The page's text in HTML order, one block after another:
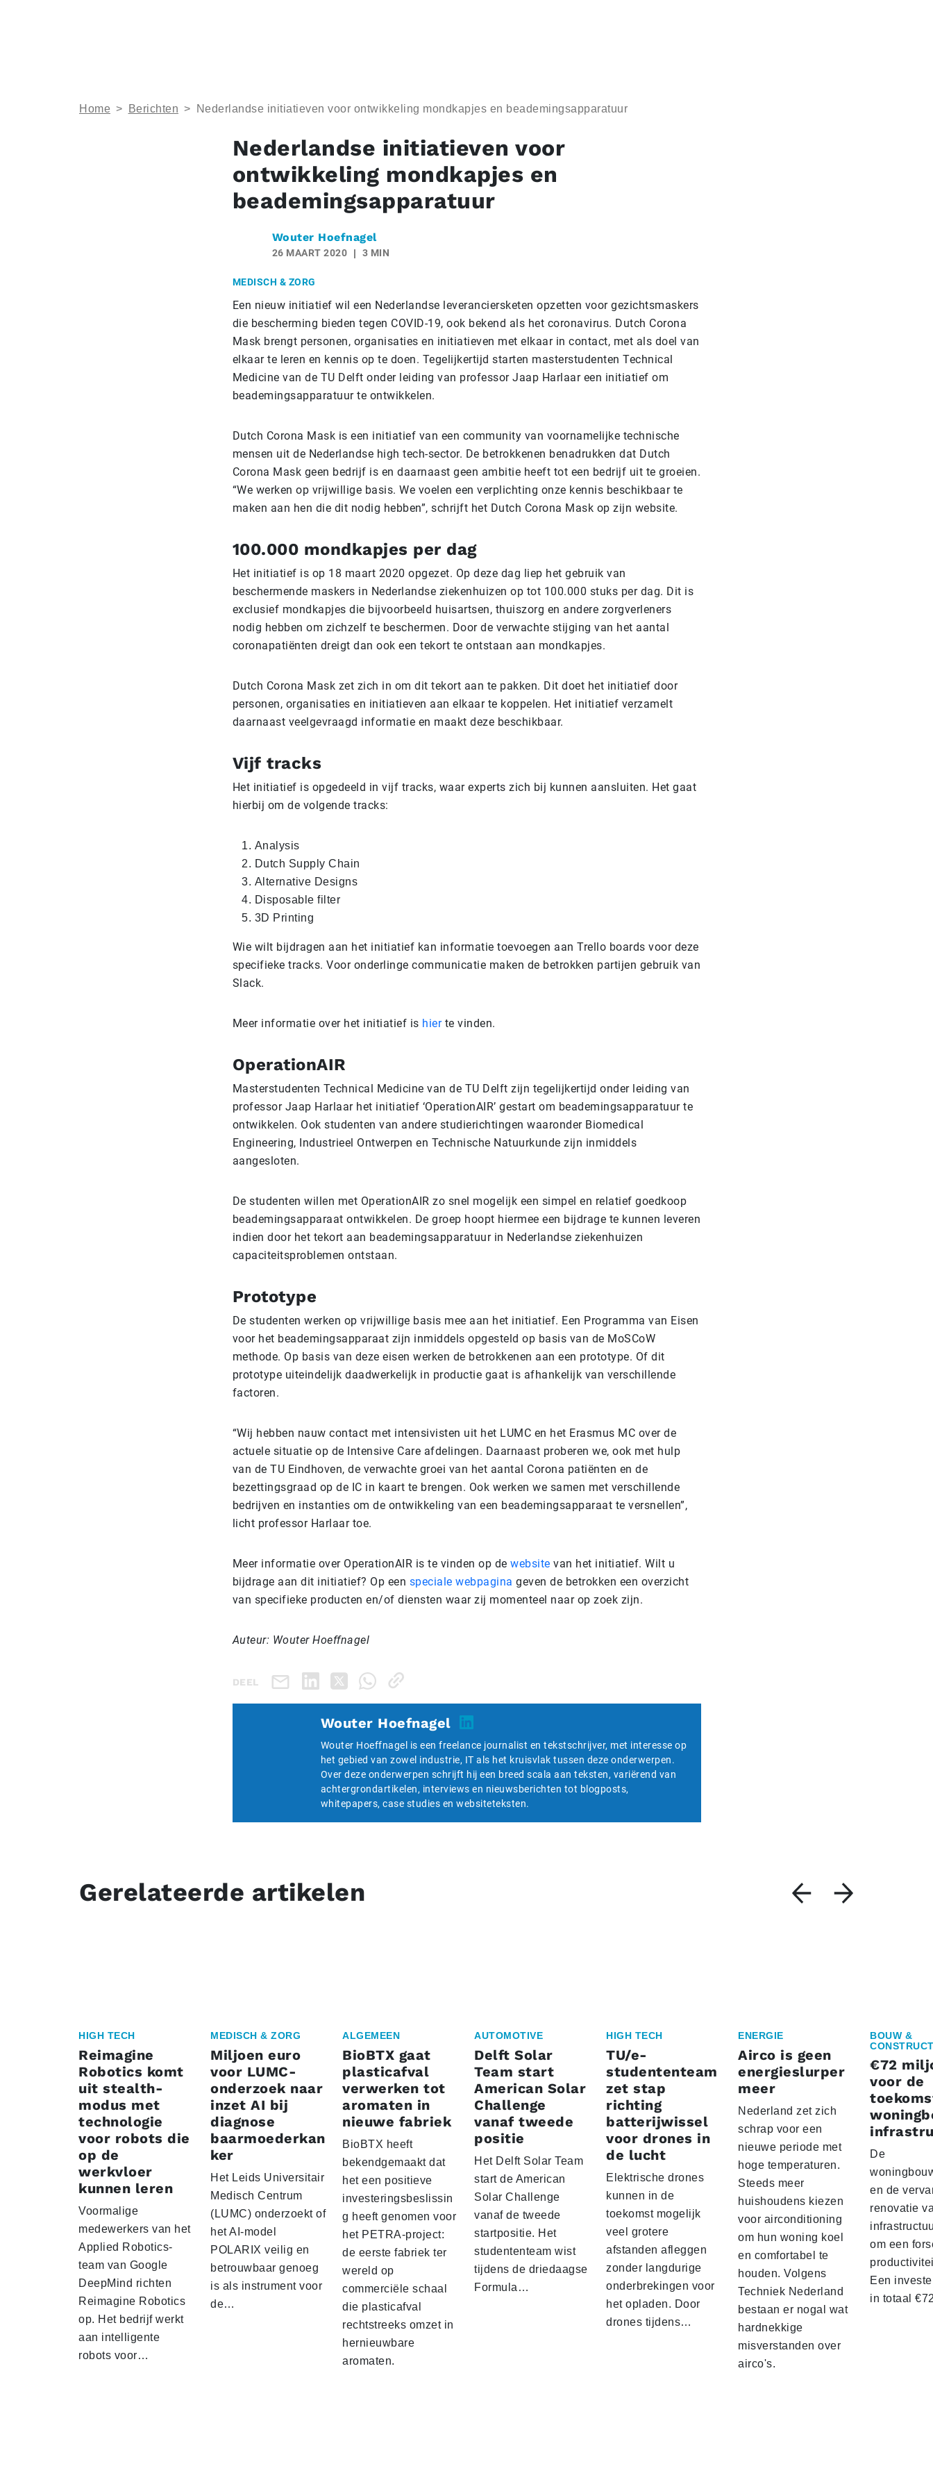
Home > Berichten > Nederlandse initiatieven voor ontwikkeling mondkapjes en beademingsapparatuur
Nederlandse initiatieven voor
ontwikkeling mondkapjes en
beademingsapparatuur
Wouter Hoefnagel
26 MAART 2020 3 MIN
MEDISCH & ZORG
Een nieuw initiatief wil een Nederlandse leveranciersketen opzetten voor gezichtsmaskers
die bescherming bieden tegen COVID-19, ook bekend als het coronavirus. Dutch Corona
Mask brengt personen, organisaties en initiatieven met elkaar in contact, met als doel van
elkaar te leren en kennis op te doen. Tegelijkertijd starten masterstudenten Technical
Medicine van de TU Delft onder leiding van professor Jaap Harlaar een initiatief om
beademingsapparatuur te ontwikkelen.
Dutch Corona Mask is een initiatief van een community van voornamelijke technische
mensen uit de Nederlandse high tech-sector. De betrokkenen benadrukken dat Dutch
Corona Mask geen bedrijf is en daarnaast geen ambitie heeft tot een bedrijf uit te groeien.
“We werken op vrijwillige basis. We voelen een verplichting onze kennis beschikbaar te
maken aan hen die dit nodig hebben”, schrijft het Dutch Corona Mask op zijn website.
100.000 mondkapjes per dag
Het initiatief is op 18 maart 2020 opgezet. Op deze dag liep het gebruik van
beschermende maskers in Nederlandse ziekenhuizen op tot 100.000 stuks per dag. Dit is
exclusief mondkapjes die bijvoorbeeld huisartsen, thuiszorg en andere zorgverleners
nodig hebben om zichzelf te beschermen. Door de verwachte stijging van het aantal
coronapatiënten dreigt dan ook een tekort te ontstaan aan mondkapjes.
Dutch Corona Mask zet zich in om dit tekort aan te pakken. Dit doet het initiatief door
personen, organisaties en initiatieven aan elkaar te koppelen. Het initiatief verzamelt
daarnaast veelgevraagd informatie en maakt deze beschikbaar.
Vijf tracks
Het initiatief is opgedeeld in vijf tracks, waar experts zich bij kunnen aansluiten. Het gaat
hierbij om de volgende tracks:
Analysis
Dutch Supply Chain
Alternative Designs
Disposable filter
3D Printing
Wie wilt bijdragen aan het initiatief kan informatie toevoegen aan Trello boards voor deze
specifieke tracks. Voor onderlinge communicatie maken de betrokken partijen gebruik van
Slack.
Meer informatie over het initiatief is hierte vinden.
OperationAIR
Masterstudenten Technical Medicine van de TU Delft zijn tegelijkertijd onder leiding van
professor Jaap Harlaar het initiatief ‘OperationAIR’ gestart om beademingsapparatuur te
ontwikkelen. Ook studenten van andere studierichtingen waaronder Biomedical
Engineering, Industrieel Ontwerpen en Technische Natuurkunde zijn inmiddels
aangesloten.
De studenten willen met OperationAIR zo snel mogelijk een simpel en relatief goedkoop
beademingsapparaat ontwikkelen. De groep hoopt hiermee een bijdrage te kunnen leveren
indien door het tekort aan beademingsapparatuur in Nederlandse ziekenhuizen
capaciteitsproblemen ontstaan.
Prototype
De studenten werken op vrijwillige basis mee aan het initiatief. Een Programma van Eisen
voor het beademingsapparaat zijn inmiddels opgesteld op basis van de MoSCoW
methode. Op basis van deze eisen werken de betrokkenen aan een prototype. Of dit
prototype uiteindelijk daadwerkelijk in productie gaat is afhankelijk van verschillende
factoren.
“Wij hebben nauw contact met intensivisten uit het LUMC en het Erasmus MC over de
actuele situatie op de Intensive Care afdelingen. Daarnaast proberen we, ook met hulp
van de TU Eindhoven, de verwachte groei van het aantal Corona patiënten en de
bezettingsgraad op de IC in kaart te brengen. Ook werken we samen met verschillende
bedrijven en instanties om de ontwikkeling van een beademingsapparaat te versnellen”,
licht professor Harlaar toe.
Meer informatie over OperationAIR is te vinden op de website van het initiatief. Wilt u
bijdrage aan dit initiatief? Op een speciale webpagina geven de betrokken een overzicht
van specifieke producten en/of diensten waar zij momenteel naar op zoek zijn.
Auteur: Wouter Hoeffnagel
DEEL
Wouter Hoefnagel
Wouter Hoeffnagel is een freelance journalist en tekstschrijver, met interesse op
het gebied van zowel industrie, IT als het kruisvlak tussen deze onderwerpen.
Over deze onderwerpen schrijft hij een breed scala aan teksten, variërend van
achtergrondartikelen, interviews en nieuwsberichten tot blogposts,
whitepapers, case studies en websiteteksten.
Gerelateerde artikelen
HIGH TECH
Reimagine
Robotics komt
uit stealth-
modus met
technologie
voor robots die
op de
werkvloer
kunnen leren
Voormalige
medewerkers van het
Applied Robotics-
team van Google
DeepMind richten
Reimagine Robotics
op. Het bedrijf werkt
aan intelligente
robots voor…
MEDISCH & ZORG
Miljoen euro
voor LUMC-
onderzoek naar
inzet AI bij
diagnose
baarmoederkan
ker
Het Leids Universitair
Medisch Centrum
(LUMC) onderzoekt of
het AI-model
POLARIX veilig en
betrouwbaar genoeg
is als instrument voor
de…
ALGEMEEN
BioBTX gaat
plasticafval
verwerken tot
aromaten in
nieuwe fabriek
BioBTX heeft
bekendgemaakt dat
het een positieve
investeringsbeslissin
g heeft genomen voor
het PETRA-project:
de eerste fabriek ter
wereld op
commerciële schaal
die plasticafval
rechtstreeks omzet in
hernieuwbare
aromaten.
AUTOMOTIVE
Delft Solar
Team start
American Solar
Challenge
vanaf tweede
positie
Het Delft Solar Team
start de American
Solar Challenge
vanaf de tweede
startpositie. Het
studententeam wist
tijdens de driedaagse
Formula…
HIGH TECH
TU/e-
studententeam
zet stap
richting
batterijwissel
voor drones in
de lucht
Elektrische drones
kunnen in de
toekomst mogelijk
veel grotere
afstanden afleggen
zonder langdurige
onderbrekingen voor
het opladen. Door
drones tijdens…
ENERGIE
Airco is geen
energieslurper
meer
Nederland zet zich
schrap voor een
nieuwe periode met
hoge temperaturen.
Steeds meer
huishoudens kiezen
voor airconditioning
om hun woning koel
en comfortabel te
houden. Volgens
Techniek Nederland
bestaan er nogal wat
hardnekkige
misverstanden over
airco's.
BOUW &
€72
voor de
De
en de
renovatie
om een
Een
in totaal